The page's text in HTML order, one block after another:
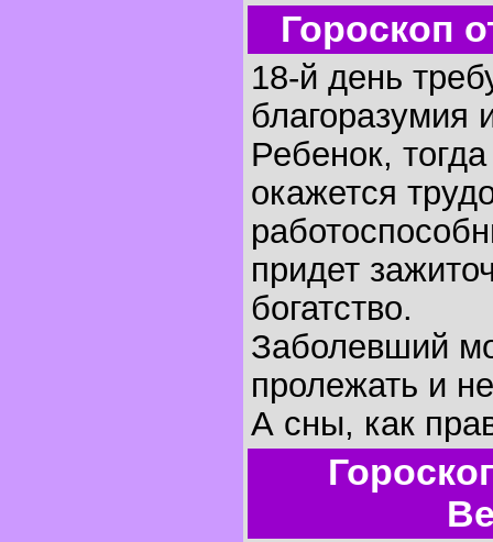
Гороскоп
18-й день
благоразумия
Ребенок,
окажется
придет
богатство.
Заболевший
пролежать и
А сны, как